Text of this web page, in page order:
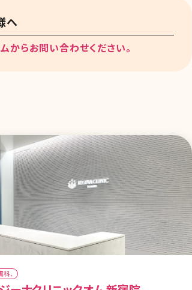
へ
からお問い合わせください。
、